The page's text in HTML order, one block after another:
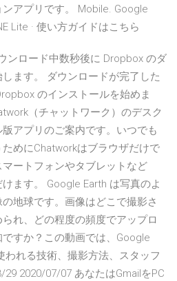
アプリです。 Mobile. Google
Lite · 使い方ガイドはこちら
ンロード中数秒後に Dropbox のダ
ます。 ダウンロードが完了した
のインストールを始めま
（チャットワーク）のデスク
アプリのご案内です。いつでも
めにChatworkはブラウザだけで
ートフォンやタブレットなど
ます。 Google Earth は写真のよ
地球です。画像はどこで撮影さ
れ、どの程度の頻度でアップロ
すか？この動画では、Google
われる技術、撮影方法、スタッフ
2020/07/07 あなたはGmailをPC